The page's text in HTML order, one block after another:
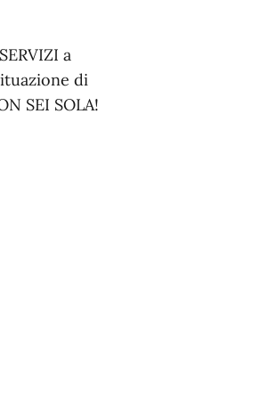
a
di
SEI SOLA!